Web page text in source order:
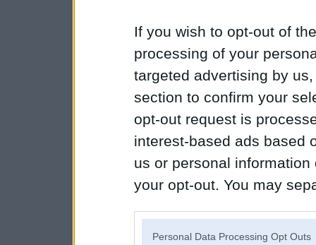
If you wish to opt-out of
processing of your
targeted advertising by
section to confirm your
opt-out request is
interest-based ads based
us or personal
your opt-out. You may
Personal Data Processing Opt Outs